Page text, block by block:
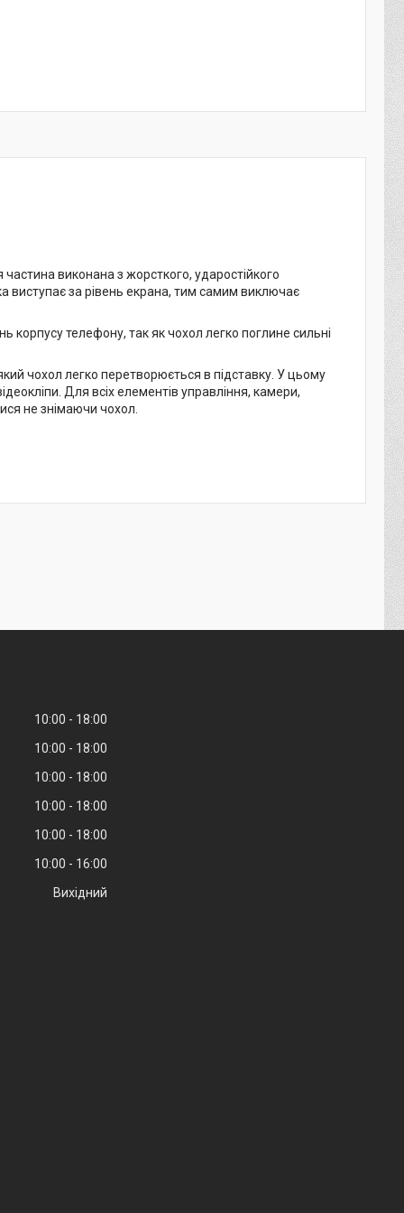
виконана з жорсткого, ударостійкого
виступає за рівень екрана, тим самим виключає
телефону, так як чохол легко поглине сильні
чохол легко перетворюється в підставку. У цьому
Для всіх елементів управління, камери,
не знімаючи чохол.
10:00
18:00
10:00
18:00
10:00
18:00
10:00
18:00
10:00
18:00
10:00
16:00
Вихідний